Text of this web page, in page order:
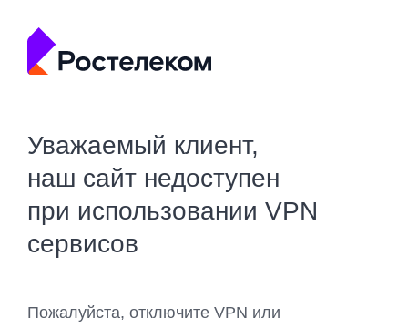
Уважаемый клиент,
наш сайт недоступен
при использовании VPN
сервисов
Пожалуйста, отключите VPN или